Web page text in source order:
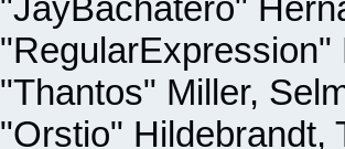
"Thantos" Miller,
"Orstio" Hildebrandt,